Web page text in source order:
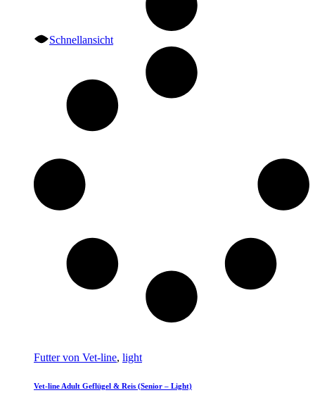
Schnellansicht
Futter von Vet-line, light
Vet-line Adult Geflügel & Reis (Senior – Light)